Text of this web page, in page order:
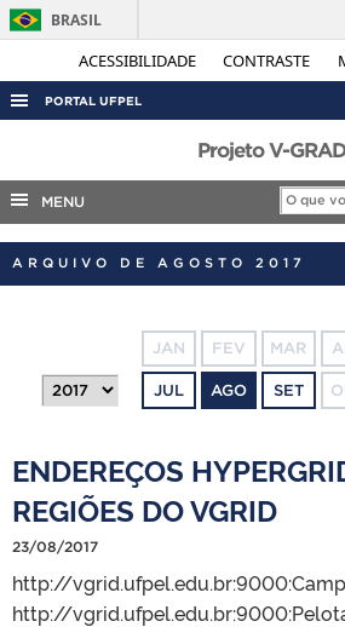
ACESSIBILIDADE CONTRASTE
BRASIL
PORTAL UFPEL
ACESSO À INFORMAÇÃO
AUDITORIA
COBALTO
CONCURSOS
OUVIDORIA
TELEFONES
Projeto V-GRAD
MENU
ARQUIVO DE AGOSTO 2017
JAN FEV MAR
JUL AGO SET
ENDEREÇOS
REGIÕES DO VGRID
23/08/2017
http://
http://